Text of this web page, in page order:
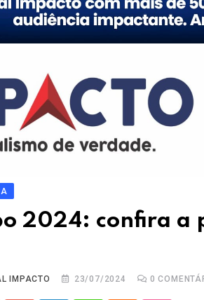
2024: confira a
IMPACTO 23/07/2024 0